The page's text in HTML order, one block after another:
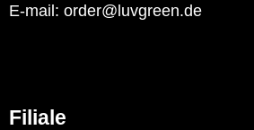
E-mail: order@luvgreen.de
Filiale